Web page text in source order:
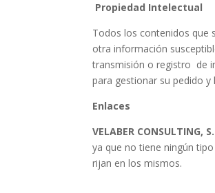
Propiedad Intelectual
Todos los contenidos que
otra información
transmisión o registro de
para gestionar su pedido
Enlaces
VELABER CONSULTING,
ya que no tiene ningún
rijan en los mismos.